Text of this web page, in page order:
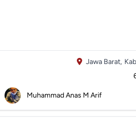
Jawa Barat,
Muhammad Anas M Arif